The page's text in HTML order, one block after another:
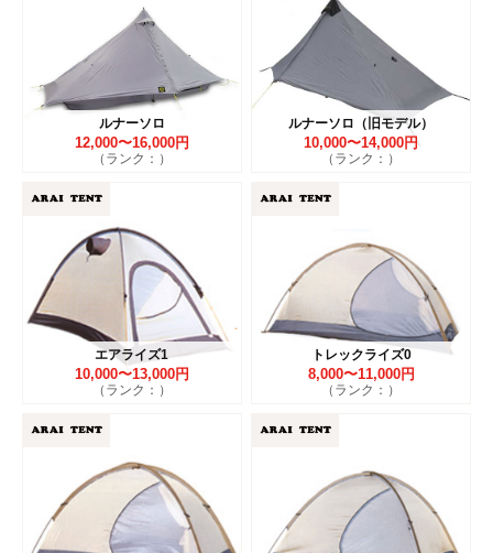
ルナーソロ
12,000〜16,000円
（ランク：）
ルナーソロ（旧モデル）
10,000〜14,000円
（ランク：）
エアライズ1
10,000〜13,000円
（ランク：）
トレックライズ0
8,000〜11,000円
（ランク：）